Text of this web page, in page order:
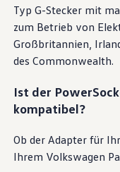
Typ G-Stecker mit
zum Betrieb von
Großbritannien,
des Commonwealth.
Ist der
kompatibel?
Ob der Adapter für
Ihrem Volkswagen